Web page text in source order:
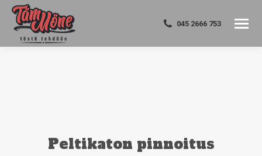
045 2666 753
Peltikaton pinnoitus